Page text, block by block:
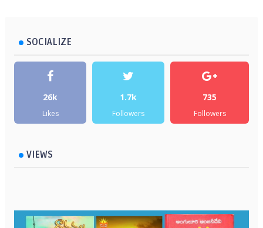
SOCIALIZE
26k
Likes
1.7k
Followers
735
Followers
VIEWS